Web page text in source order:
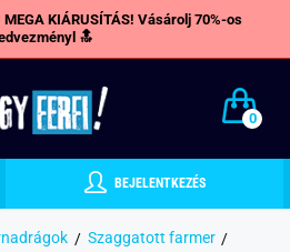
KIÁRUSÍTÁS! Vásárolj 70%-os
🔝
0
BEJELENTKEZÉS
Szaggatott farmer